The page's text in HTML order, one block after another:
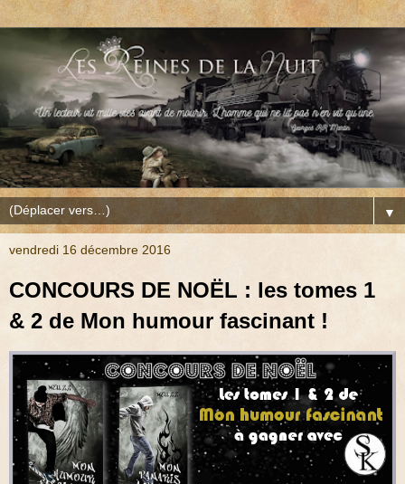
▼
vendredi 16 décembre 2016
CONCOURS DE NOËL : les tomes 1
& 2 de Mon humour fascinant !